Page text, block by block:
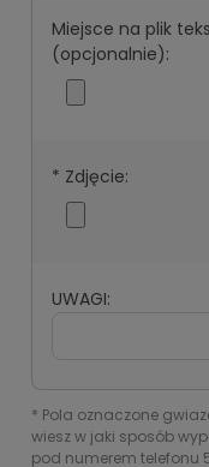
Miejsce na plik
(opcjonalnie):
* Zdjęcie:
UWAGI:
* Pola oznaczone
wiesz w jaki sposób
pod numerem telefonu